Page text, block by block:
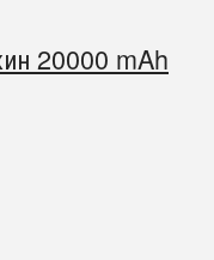
20000 mAh